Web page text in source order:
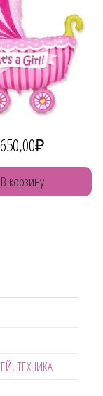
650,00₽
В корзину
ТЕХНИКА